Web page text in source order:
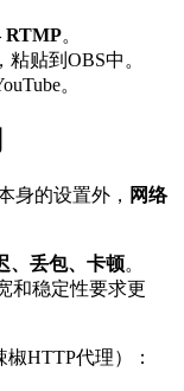
RTMP。
，粘贴到OBS中。
。
身的设置外， 网络
、丢包、卡顿。
和稳定性要求更
椒HTTP代理）：